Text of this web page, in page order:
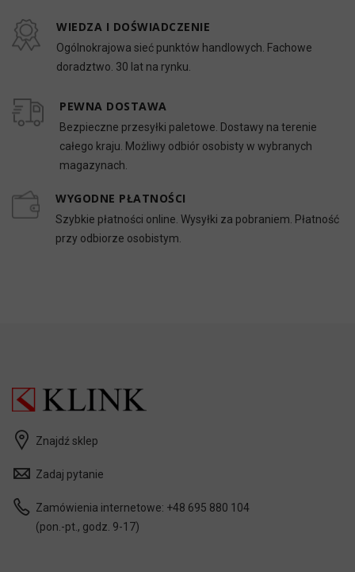
WIEDZA I DOŚWIADCZENIE
Ogólnokrajowa sieć punktów handlowych. Fachowe
doradztwo. 30 lat na rynku.
PEWNA DOSTAWA
Bezpieczne przesyłki paletowe. Dostawy na terenie
całego kraju. Możliwy odbiór osobisty w wybranych
magazynach.
WYGODNE PŁATNOŚCI
Szybkie płatności online. Wysyłki za pobraniem. Płatność
przy odbiorze osobistym.
Znajdź sklep
Zadaj pytanie
Zamówienia internetowe: +48 695 880 104
(pon.-pt., godz. 9-17)